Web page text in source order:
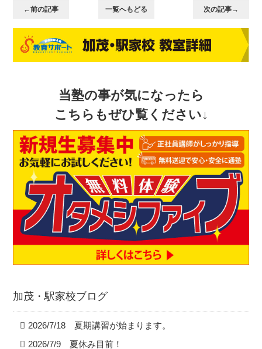
←前の記事 一覧へもどる 次の記事→
当塾の事が気になったら
こちらもぜひ覧ください↓
加茂・駅家校ブログ
2026/7/18 夏期講習が始まります。
2026/7/9 夏休み目前！